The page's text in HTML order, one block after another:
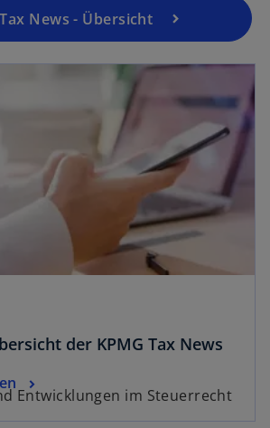
n
e
i
e
r
n
e
u
e
n
s
e
r
News - Übersicht
der KPMG Tax News
Entwicklungen im Steuerrecht